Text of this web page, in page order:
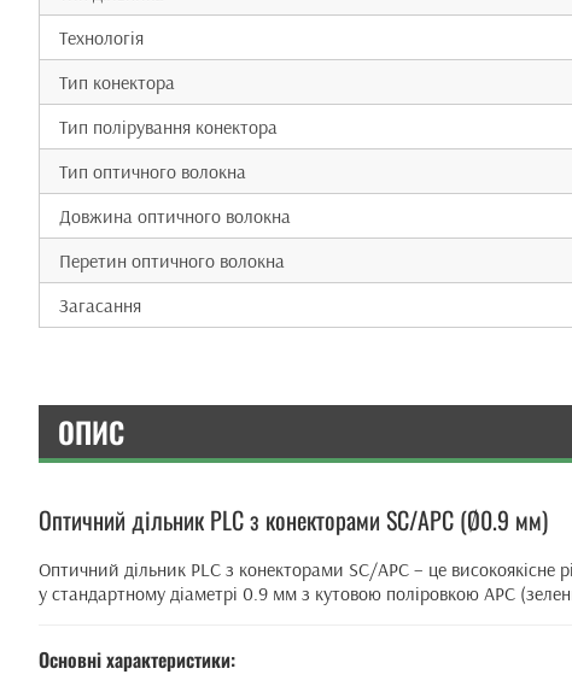
Технологія
Тип конектора
Тип полірування конектора
Тип оптичного волокна
Довжина оптичного волокна
Перетин оптичного волокна
Загасання
ОПИС
Оптичний дільник PLC з конекторами SC/APC (Ø0.9 мм)
Оптичний дільник PLC з конекторами SC/APC – це
у стандартному діаметрі 0.9 мм з кутовою поліровкою APC
Основні характеристики: